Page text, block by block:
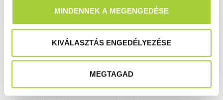
MINDENNEK A MEGENGEDÉSE
KIVÁLASZTÁS ENGEDÉLYEZÉSE
MEGTAGAD
A nem megfelelő eredmények okát a vállalkozásokkal
közösen elemezzük, illetve ismétlő vizsgálatok továbbra is
amennyiben bebizonyosodik, hogy a kifogásolt csíraszám
az előállítás hiányosságainak következménye, a
vállalkozásokat hivatalunk figyelmeztetésben részesíti, és
kötelezi a gyártási technológia felülvizsgálatára, javítására.